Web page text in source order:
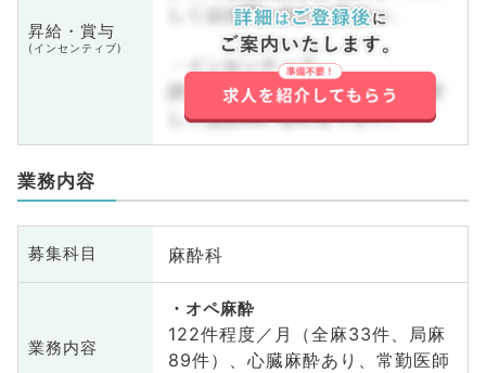
昇給・賞与
(インセンティブ)
しくはお問い合わせ下さい。
・インセンティブ
詳しくはお問い合わせ下さい。詳
しくはお問い合わせ下さい。
業務内容
募集科目 麻酔科
業務内容
オペ麻酔
122件程度／月（全麻33件、局麻
89件）、心臓麻酔あり、常勤医師